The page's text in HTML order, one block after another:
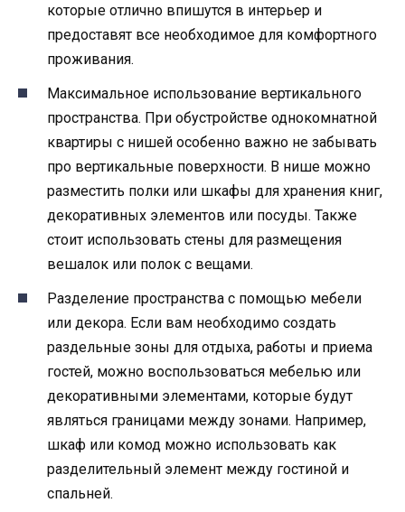
которые отлично впишутся в интерьер и
предоставят все необходимое для комфортного
проживания.
Максимальное использование вертикального
пространства. При обустройстве однокомнатной
квартиры с нишей особенно важно не забывать
про вертикальные поверхности. В нише можно
разместить полки или шкафы для хранения книг,
декоративных элементов или посуды. Также
стоит использовать стены для размещения
вешалок или полок с вещами.
Разделение пространства с помощью мебели
или декора. Если вам необходимо создать
раздельные зоны для отдыха, работы и приема
гостей, можно воспользоваться мебелью или
декоративными элементами, которые будут
являться границами между зонами. Например,
шкаф или комод можно использовать как
разделительный элемент между гостиной и
спальней.